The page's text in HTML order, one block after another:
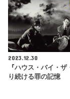
2023.12.30
『ハウス・バイ・
り続ける罪の記憶